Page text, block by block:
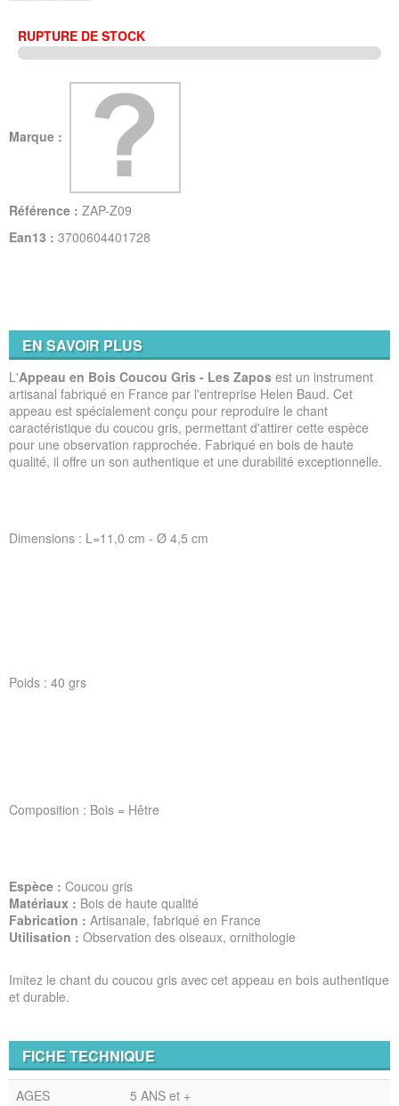
RUPTURE DE STOCK
Marque :
Référence : ZAP-Z09
Ean13 : 3700604401728
EN SAVOIR PLUS
L'Appeau en Bois Coucou Gris - Les Zapos est un instrument
artisanal fabriqué en France par l'entreprise Helen Baud. Cet
appeau est spécialement conçu pour reproduire le chant
caractéristique du coucou gris, permettant d'attirer cette espèce
pour une observation rapprochée. Fabriqué en bois de haute
qualité, il offre un son authentique et une durabilité exceptionnelle.
Dimensions : L=11,0 cm - Ø 4,5 cm
Poids : 40 grs
Composition : Bois = Hêtre
Espèce : Coucou gris
Matériaux : Bois de haute qualité
Fabrication : Artisanale, fabriqué en France
Utilisation : Observation des oiseaux, ornithologie
Imitez le chant du coucou gris avec cet appeau en bois authentique
et durable.
FICHE TECHNIQUE
AGES
5 ANS et +